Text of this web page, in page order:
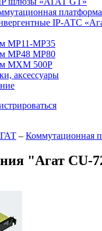
IP-АТС
МР11-MP35
МР48 MP80
МХМ 500P
аксессуары
– Коммутационная
"Агат CU-